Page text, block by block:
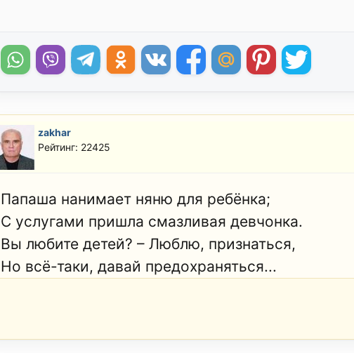
zakhar
Рейтинг: 22425
Папаша нанимает няню для ребёнка;
С услугами пришла смазливая девчонка.
Вы любите детей? – Люблю, признаться,
Но всё-таки, давай предохраняться...